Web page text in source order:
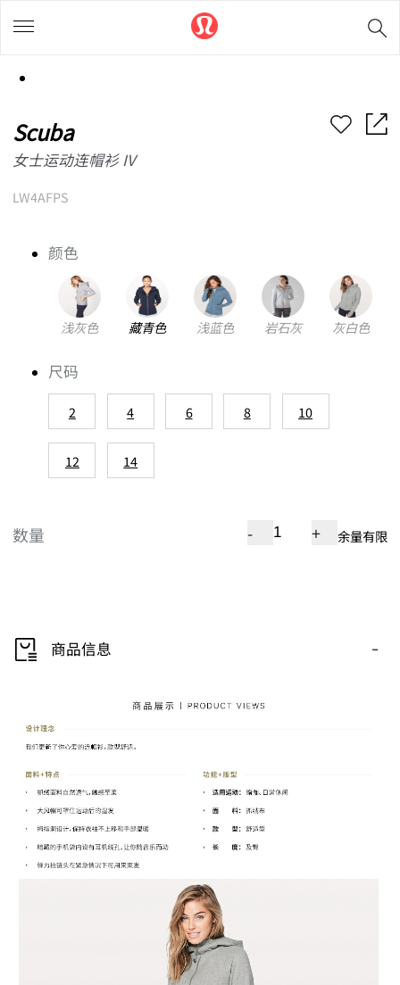
Scuba
女士运动连帽衫 IV
LW4AFPS
颜色
浅灰色 藏青色 浅蓝色 岩石灰 灰白色
尺码
2 4 6 8 10
12 14
数量 - + 余量有限
商品信息 -